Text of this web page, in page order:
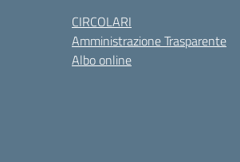
CIRCOLARI
Amministrazione Trasparente
Albo online